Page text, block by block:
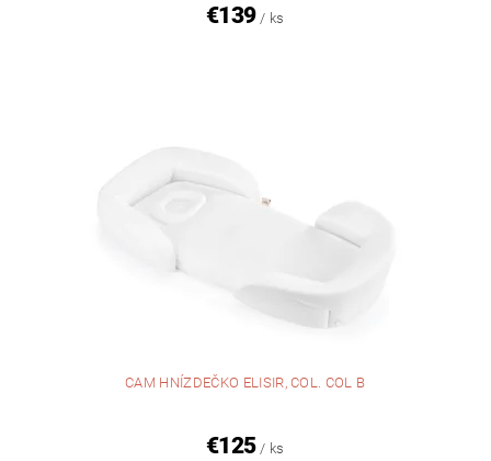
€139 / ks
CAM HNÍZDEČKO ELISIR, COL. COL B
€125 / ks